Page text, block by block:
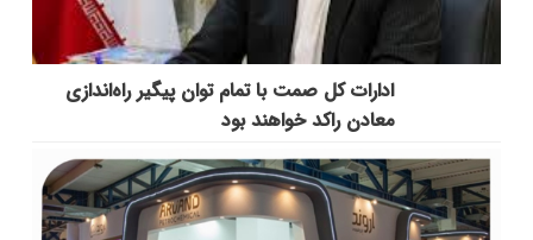
ادارات کل صمت با تمام توان پیگیر راه‌اندازی
معادن راکد خواهند بود